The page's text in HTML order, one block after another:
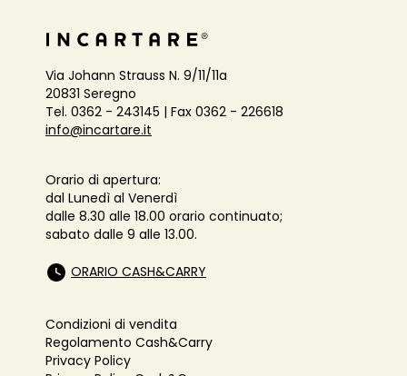
Via Johann Strauss N. 9/11/11a
20831 Seregno
Tel. 0362 - 243145 | Fax 0362 - 226618
info@incartare.it
Orario di apertura:
dal Lunedì al Venerdì
dalle 8.30 alle 18.00 orario continuato;
sabato dalle 9 alle 13.00.
ORARIO CASH&CARRY
Condizioni di vendita
Regolamento Cash&Carry
Privacy Policy